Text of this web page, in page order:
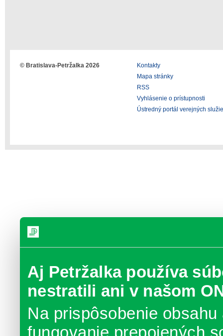
Aj Petržalka používa
nestratili ani v našom
Na prispôsobenie
© Bratislava-Petržalka 2026
Kontakty
Mapa stránky
RSS
Vyhlásenie o prístupnosti
Ústredný portál verejných